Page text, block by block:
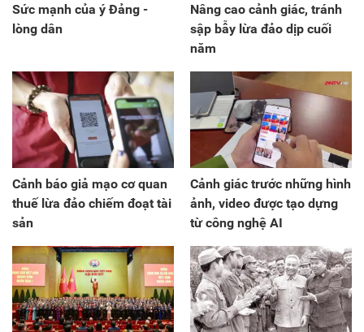
Sức mạnh của ý Đảng -
lòng dân
Nâng cao cảnh giác, tránh
sập bẫy lừa đảo dịp cuối
năm
Cảnh báo giả mạo cơ quan
thuế lừa đảo chiếm đoạt tài
sản
Cảnh giác trước những hình
ảnh, video được tạo dựng
từ công nghệ AI